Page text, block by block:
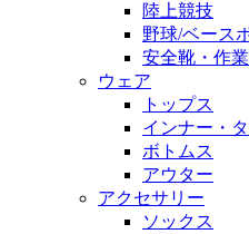
陸上競技
野球/ベース
安全靴・作
ウェア
トップス
インナー・
ボトムス
アウター
アクセサリー
ソックス